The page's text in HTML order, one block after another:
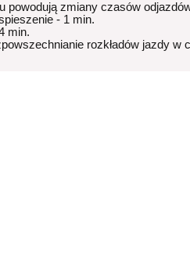
powodują zmiany czasów
- 1 min.
min.
rozkładów jazdy